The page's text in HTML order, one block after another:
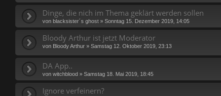
Dinge, die nich im Thema geklärt werden sollen
von blacksister´s ghost » Sonntag 15. Dezember 2019, 14:05
Bloody Arthur ist jetzt Moderator
von Bloody Arthur » Samstag 12. Oktober 2019, 23:13
DA App..
von witchblood » Samstag 18. Mai 2019, 18:45
Ignore verfeinern?